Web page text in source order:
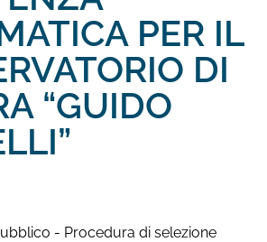
PER IL
DI
“GUIDO
- Procedura di selezione